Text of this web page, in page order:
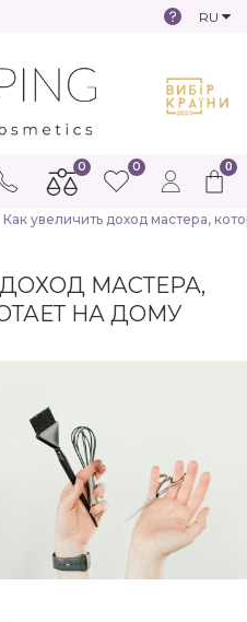
RU
0
0 0
Как увеличить доход мастера,
МАСТЕРА,
НА ДОМУ